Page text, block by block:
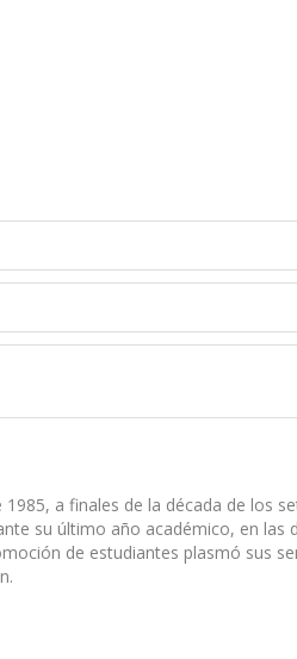
a finales de la década de los
su último año académico, en las
de estudiantes plasmó sus